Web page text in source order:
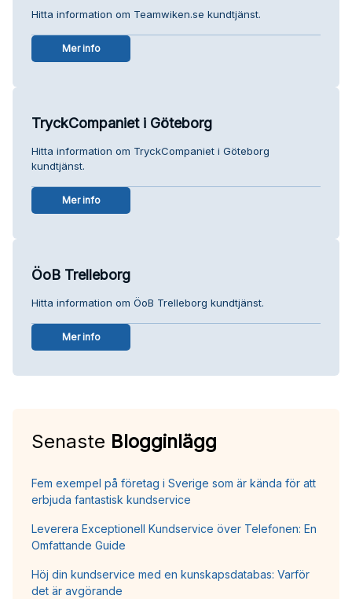
Hitta information om Teamwiken.se kundtjänst.
Mer info
TryckCompaniet i Göteborg
Hitta information om TryckCompaniet i Göteborg
kundtjänst.
Mer info
ÖoB Trelleborg
Hitta information om ÖoB Trelleborg kundtjänst.
Mer info
Senaste Blogginlägg
Fem exempel på företag i Sverige som är kända för att
erbjuda fantastisk kundservice
Leverera Exceptionell Kundservice över Telefonen: En
Omfattande Guide
Höj din kundservice med en kunskapsdatabas: Varför
det är avgörande